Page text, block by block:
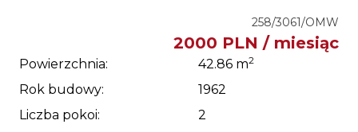
258/3061/OMW
2000 PLN / miesiąc
Powierzchnia: 42.86 m2
Rok budowy:
1962
Liczba pokoi:
2